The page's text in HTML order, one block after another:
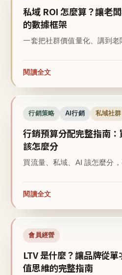
私域 ROI 怎麼算？讓老
的數據框架
一套把社群價值量化、講到老
閱讀全文
行銷策略 AI行銷 私域社群
行銷預算分配完整指南
該怎麼分
買流量、私域、AI 該怎麼分，
閱讀全文
會員經營
LTV 是什麼？讓品牌從
值思維的完整指南